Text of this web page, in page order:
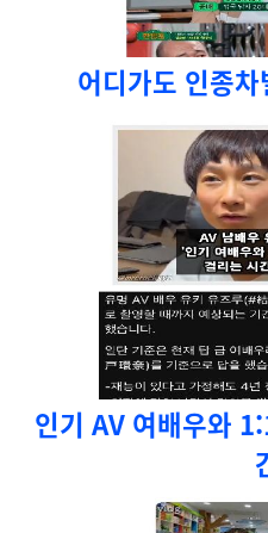
어디가도 인종
인기 AV 여배우와